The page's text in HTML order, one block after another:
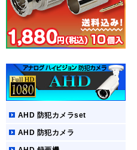
AHD 防犯カメラset
AHD 防犯カメラ